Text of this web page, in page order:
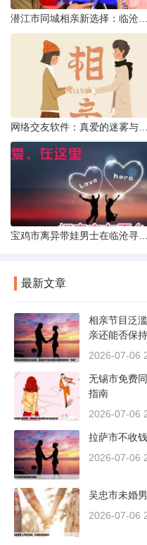
最新文章
相亲节目泛
亲还能否保
2026-07-06
无锡市免费
指南
2026-07-06
拉萨市不收
2026-07-06
吴忠市未婚
2026-07-06